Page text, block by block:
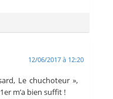
12/06/2017 à 12:20
Le chuchoteur »,
m’a bien suffit !